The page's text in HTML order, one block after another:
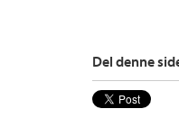
Del denne